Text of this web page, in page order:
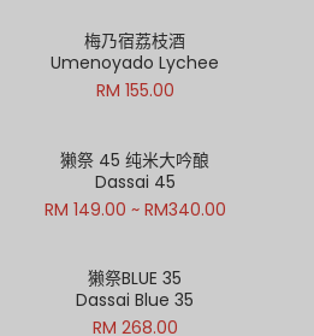
梅乃宿荔枝酒
Umenoyado Lychee
RM 155.00
獭祭 45 纯米大吟酿
Dassai 45
RM 149.00 ~ RM340.00
獭祭BLUE 35
Dassai Blue 35
RM 268.00